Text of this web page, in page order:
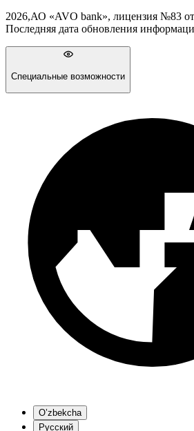
2026,АО «AVO bank», лицензия №83 от
Последняя дата обновления
Специальные возможности
O’zbekcha
Русский